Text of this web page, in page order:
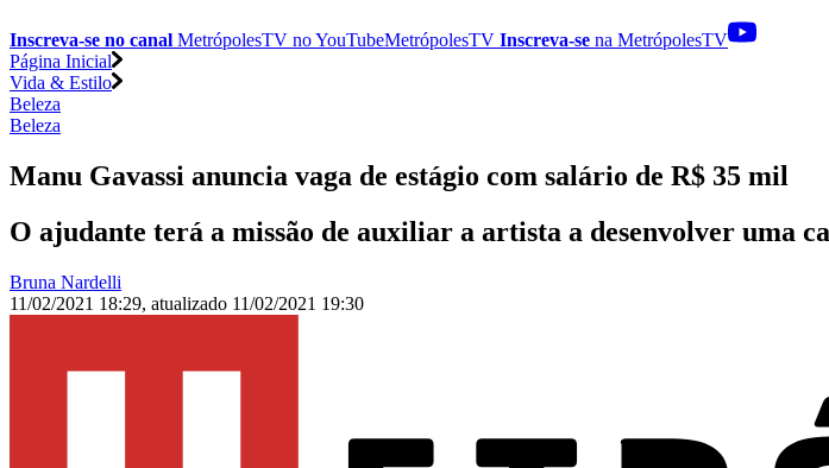
Inscreva-se no canal MetrópolesTV noYouTubeMetrópolesTV Inscreva-se na MetrópolesTV
Página Inicial
Vida & Estilo
Beleza
Beleza
Manu Gavassi anuncia vaga de estágio com salário de R$ 35 mil
O ajudante terá a missão de auxiliar a artista a desenvolver uma
Bruna Nardelli
11/02/2021 18:29, atualizado 11/02/2021 19:30